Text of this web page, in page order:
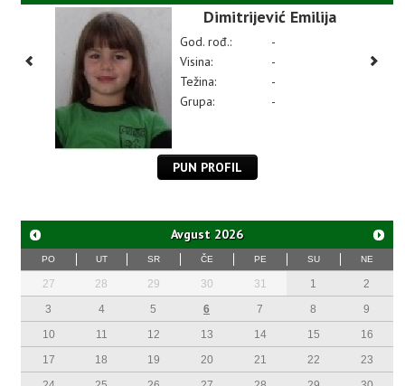
Dimitrijević Emilija
God. rođ.:
-
Visina:
-
Težina:
-
Grupa:
-
PUN PROFIL
Avgust 2026
PO UT SR ČE PE SU NE
27 28 29 30 31 1
2
3
4 5 6 7 8
9
10
11 12 13 14 15
16
17
18 19 20 21 22
23